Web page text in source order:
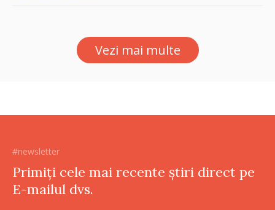
Vezi mai multe
#newsletter
Primiți cele mai recente știri direct pe
E-mailul dvs.